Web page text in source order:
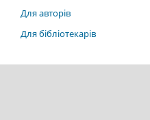
Для авторів
Для бібліотекарів